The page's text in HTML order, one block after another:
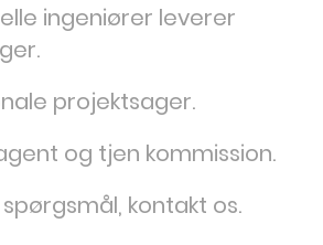
ingeniører leverer
projektsager.
og tjen kommission.
kontakt os.